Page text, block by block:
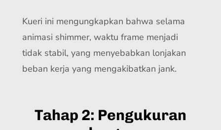
Kueri ini mengungkapkan bahwa selama
animasi shimmer, waktu frame menjadi
tidak stabil, yang menyebabkan lonjakan
beban kerja yang mengakibatkan jank.
Tahap 2: Pengukuran